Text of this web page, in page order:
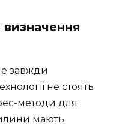
завжди
не стоять
методи для
мають